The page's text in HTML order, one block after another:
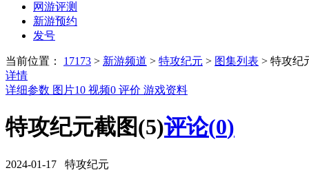
网游评测
新游预约
发号
当前位置： 17173 > 新游频道 > 特攻纪元 > 图集列表 > 特攻纪
详情
详细参数 图片10 视频0 评价 游戏资料
特攻纪元截图(5)评论(0)
2024-01-17 特攻纪元